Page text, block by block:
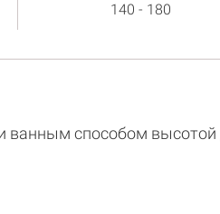
140 - 180
ванным способом